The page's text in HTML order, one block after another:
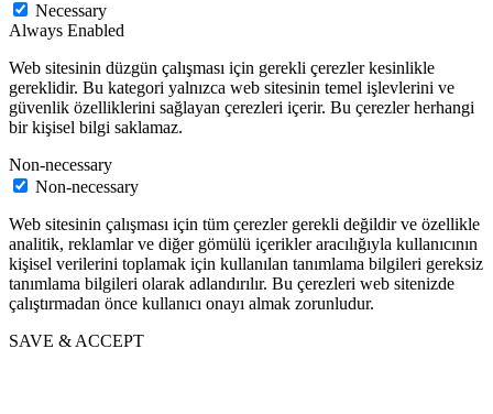
Necessary
Always Enabled
Web sitesinin düzgün çalışması için gerekli çerezler kesinlikle
gereklidir. Bu kategori yalnızca web sitesinin temel işlevlerini ve
güvenlik özelliklerini sağlayan çerezleri içerir. Bu çerezler herhangi
bir kişisel bilgi saklamaz.
Non-necessary
Non-necessary
Web sitesinin çalışması için tüm çerezler gerekli değildir ve özellikle
analitik, reklamlar ve diğer gömülü içerikler aracılığıyla kullanıcının
kişisel verilerini toplamak için kullanılan tanımlama bilgileri gereksiz
tanımlama bilgileri olarak adlandırılır. Bu çerezleri web sitenizde
çalıştırmadan önce kullanıcı onayı almak zorunludur.
SAVE & ACCEPT